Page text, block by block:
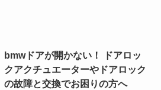
bmwドアが開かない！ ドアロッ
クアクチュエーターやドアロック
の故障と交換でお困りの方へ